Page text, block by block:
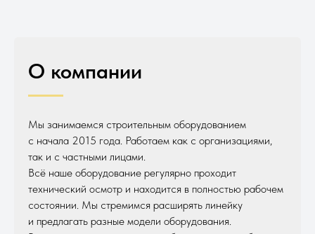
О компании
Мы занимаемся строительным оборудованием
с начала 2015 года. Работаем как с организациями,
так и с частными лицами.
Всё наше оборудование регулярно проходит
технический осмотр и находится в полностью рабочем
состоянии. Мы стремимся расширять линейку
и предлагать разные модели оборудования.